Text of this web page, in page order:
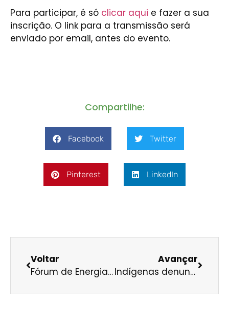
Para participar, é só clicar aqui e fazer a sua
inscrição. O link para a transmissão será
enviado por email, antes do evento.
Compartilhe:
Facebook Twitter
Pinterest LinkedIn
Voltar
Fórum de Energias Renováveis solicita prorrogação para empresas cadastrarem propostas no leilão de sistemas isolados
Avançar
Indígenas denunciam falta de acesso à água em audiência sobre Usina Teles Pires